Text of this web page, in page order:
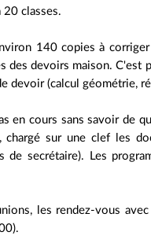
classes.
140 copies à
devoirs maison. C'est
devoir (calcul géométrie,
en cours sans savoir de
chargé sur une clef les
secrétaire). Les
les rendez-vous